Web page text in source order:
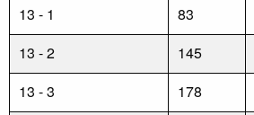
13 - 1
83
13 - 2
145
13 - 3
178